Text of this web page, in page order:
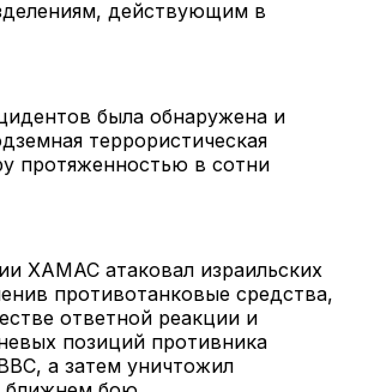
действующим в
была обнаружена и
террористическая
протяженностью в сотни
ХАМАС атаковал израильских
противотанковые средства,
ответной реакции и
позиций противника
а затем уничтожил